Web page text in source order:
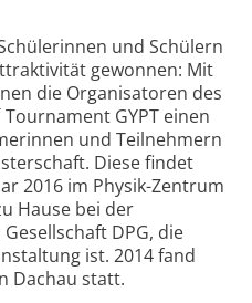
und Schülern
gewonnen: Mit
die Organi­satoren des
GYPT einen
und Teil­nehmern
Diese findet
2016 im Physik-Zentrum
Hause bei der
DPG, die
ist. 2014 fand
Dachau statt.